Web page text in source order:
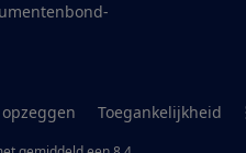
Toegankelijkheid